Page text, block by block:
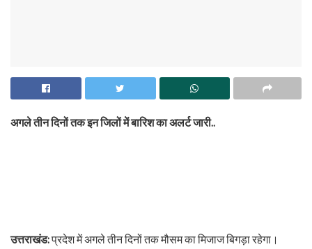
अगले तीन दिनों तक इन जिलों में बारिश का अलर्ट जारी..
उत्तराखंड:प्रदेश में अगले तीन दिनों तक मौसम का मिजाज बिगड़ा रहेगा।